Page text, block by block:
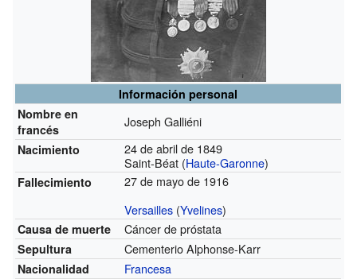
Información personal
Nombre en
francés
Joseph Galliéni
Nacimiento
24 de abril de 1849
Saint-Béat (Haute-Garonne)
Fallecimiento
27 de mayo de 1916
Versailles (Yvelines)
Causa de muerte Cáncer de próstata
Sepultura Cementerio Alphonse-Karr
Nacionalidad Francesa